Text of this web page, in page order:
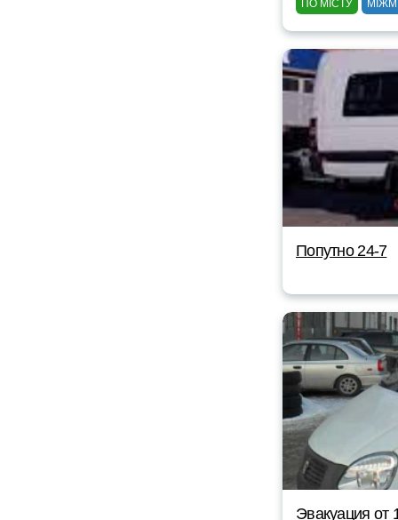
ПО МІСТУ
Попутно 24-7
Эвакуация от